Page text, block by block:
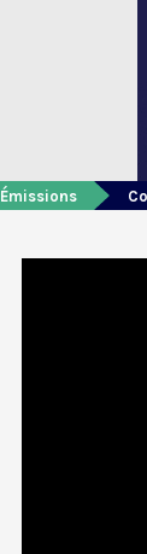
Émissions